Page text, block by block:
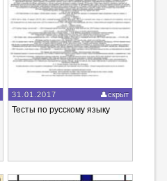
31.01.2017 скрыт
Тесты по русскому языку